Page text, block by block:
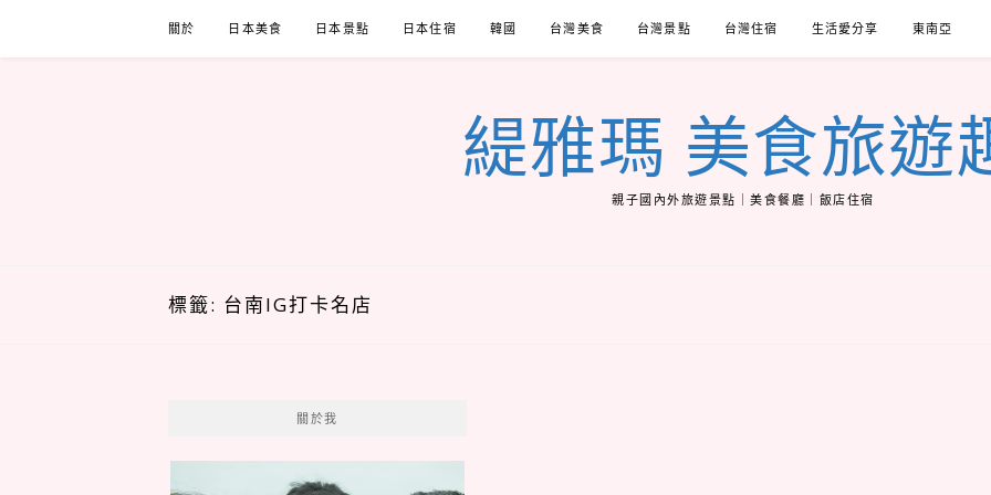
關於 日本美食 日本景點 日本住宿 韓國 台灣美食 台灣景點 台灣住宿 生活愛分享 東南亞
緹雅瑪 美食旅遊
親子國內外旅遊景點｜美食餐廳｜飯店住宿
標籤: 台南IG打卡名店
關於我